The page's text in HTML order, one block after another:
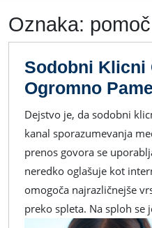
Oznaka:
Sodobni Klicni
Ogromno
Dejstvo je, da sodobni klicni center predstavlja glavni
kanal sporazumevanja
prenos govora se
neredko oglašuje kot
omogoča najrazličnejše
preko spleta. Na sploh se